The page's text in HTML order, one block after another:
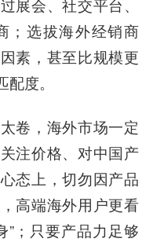
展会、社交平台、
；选拔海外经销商
素，甚至比规模更
度。
卷，海外市场一定
注价格、对中国产
态上，切勿因产品
高端海外用户更看
”；只要产品力足够